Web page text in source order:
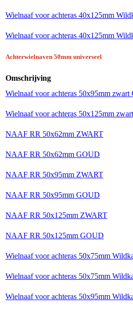
Wielnaaf voor achteras 40x125mm
Wielnaaf voor achteras 40x125mm
Achterwielnaven 50mm universeel
Omschrijving
Wielnaaf voor achteras 50x95mm zwart
Wielnaaf voor achteras 50x125mm
NAAF RR 50x62mm ZWART
NAAF RR 50x62mm GOUD
NAAF RR 50x95mm ZWART
NAAF RR 50x95mm GOUD
NAAF RR 50x125mm ZWART
NAAF RR 50x125mm GOUD
Wielnaaf voor achteras 50x75mm
Wielnaaf voor achteras 50x75mm
Wielnaaf voor achteras 50x95mm